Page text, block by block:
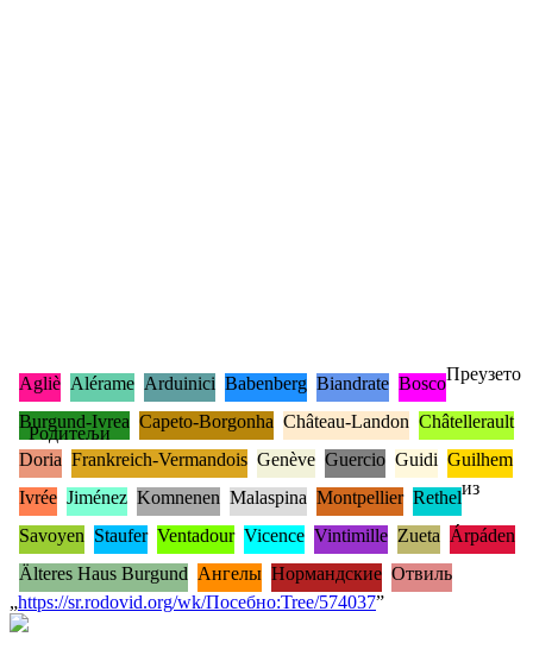
Родитељи
Agliè Alérame Arduinici Babenberg Biandrate Bosco
Burgund-Ivrea Capeto-Borgonha Château-Landon Châtellerault
Doria Frankreich-Vermandois Genève Guercio Guidi Guilhem
Ivrée Jiménez Komnenen Malaspina Montpellier Rethel
Savoyen Staufer Ventadour Vicence Vintimille Zueta Árpáden
Älteres Haus Burgund Ангелы Нормандские Отвиль
Преузето
из
„https://sr.rodovid.org/wk/Посебно:Tree/574037”